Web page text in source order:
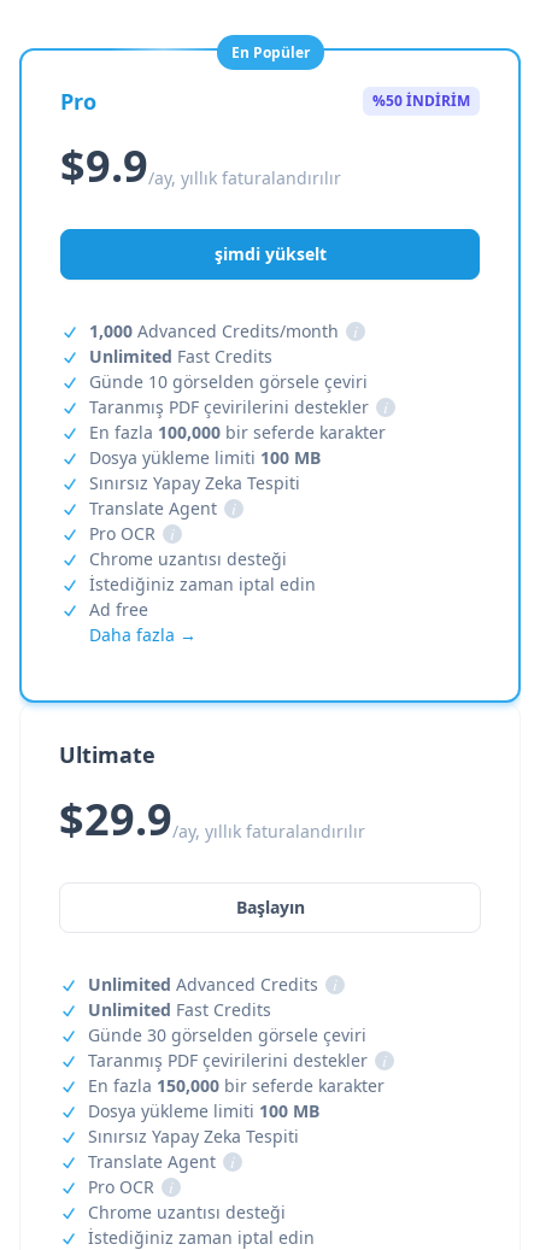
En Popüler
Pro %50 İNDİRİM
$9.9/ay, yıllık faturalandırılır
şimdi yükselt
1,000 Advanced Credits/month
i
Unlimited Fast Credits
Günde 10 görselden görsele çeviri
Taranmış PDF çevirilerini destekler
i
En fazla 100,000 bir seferde karakter
Dosya yükleme limiti 100 MB
Sınırsız Yapay Zeka Tespiti
Translate Agent
i
Pro OCR
i
Chrome uzantısı desteği
İstediğiniz zaman iptal edin
Ad free
Daha fazla →
Ultimate
$29.9/ay, yıllık faturalandırılır
Başlayın
Unlimited Advanced Credits
i
Unlimited Fast Credits
Günde 30 görselden görsele çeviri
Taranmış PDF çevirilerini destekler
i
En fazla 150,000 bir seferde karakter
Dosya yükleme limiti 100 MB
Sınırsız Yapay Zeka Tespiti
Translate Agent
i
Pro OCR
i
Chrome uzantısı desteği
İstediğiniz zaman iptal edin